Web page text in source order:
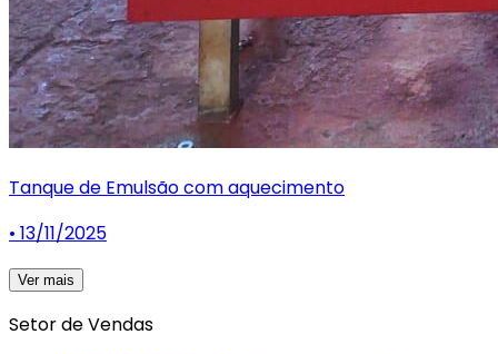
Tanque de Emulsão com aquecimento
• 13/11/2025
Ver mais
Setor de Vendas